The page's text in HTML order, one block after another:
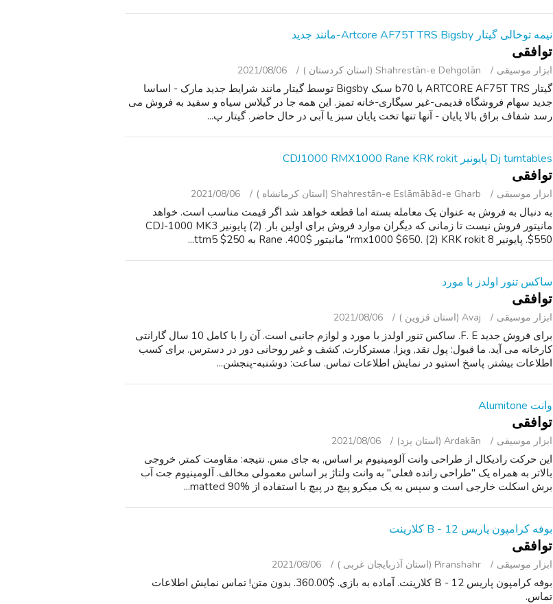
نیمه توخالی گیتار Artcore AF75T TRS Bigsby-مانند جدید
توافقی
ابزار موسیقی Shahrestān-e Dehgolān (استان کردستان ) 2021/08/06
گیتار ARTCORE AF75T TRS با b70 سبک Bigsby توسط گیتار مانند شرایط جدید مارک - اساسا
جدید سهام فروشگاه قدیمی-غیر سیگاری-خانه تمیز. این همه جا در گیلاس سیاه و سفید به فروش می
رسد شفاف براق بالا پایان - آنها تنها تخت پایان سبز یا آبی در حال حاضر. گیتار پ...
Dj turntables پایونیر CDJ1000 RMX1000 Rane KRK rokit
توافقی
ابزار موسیقی Shahrestān-e Eslāmābād-e Gharb (استان کرمانشاه ) 2021/08/06
به دنبال به فروش به عنوان یک معامله بسته اما قطعه خواهد شد اگر قیمت مناسب است. خواهد
مانیتور فروش نیست تا زمانی که دیگران موارد فروش برای اولین بار. (2) پایونیر CDJ-1000 MK3
$550. پایونیر rmx1000 $650. (2) KRK rokit 8" مانیتور $400. Rane به ttm5 $250...
ساکس تنور اولدز با مورد
توافقی
ابزار موسیقی Avaj (استان قزوین ) 2021/08/06
برای فروش جدید F. E. ساکس تنور اولدز با مورد و لوازم جانبی است. آن را با کامل 10 سال گارانتی
کارخانه می آید. ما قبول: پول نقد, ویزا, مسترکارت, کشف و غیر روحانی دور در دسترس. برای کسب
اطلاعات بیشتر, پاسخ استیو در نمایش اطلاعات تماس. ساعت: دوشنبه-پنجشن...
وانت Alumitone
توافقی
ابزار موسیقی Ardakān (استان یزد) 2021/08/06
این حرکت رادیکال از طراحی وانت آلومینیوم بر اساس, به جای مس. نتیجه: مقاومت کمتر, خروجی
بالاتر به همراه یک "طراحی رانده فعلی" به وانت ولتاژ بر اساس معمولی مخالف. آلومینیوم جت آب
برش اسکلت خارجی است و سپس به یک میکرو پیچ در پیچ با استفاده از matted 90%...
بوفه کرامپون پاریس B - 12 کلارینت
توافقی
ابزار موسیقی Piranshahr (استان آذربایجان غربی ) 2021/08/06
بوفه کرامپون پاریس B - 12 کلارینت. آماده به بازی. $360.00. بدون متن! تماس نمایش اطلاعات
تماس.